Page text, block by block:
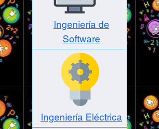
Ingeniería de
Software
Ingeniería Eléctrica